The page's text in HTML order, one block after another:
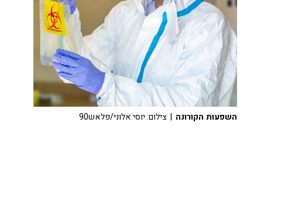
השפעות הקורונה | צילום: יוסי אלוני/פלאש90